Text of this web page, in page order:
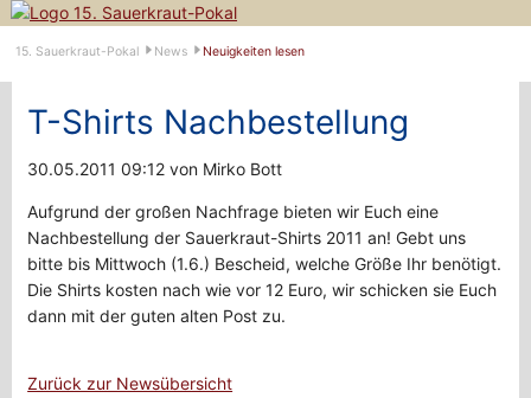
15. Sauerkraut-Pokal News Neuigkeiten lesen
T-Shirts Nachbestellung
30.05.2011 09:12 von Mirko Bott
Aufgrund der großen Nachfrage bieten wir Euch eine
Nachbestellung der Sauerkraut-Shirts 2011 an! Gebt uns
bitte bis Mittwoch (1.6.) Bescheid, welche Größe Ihr benötigt.
Die Shirts kosten nach wie vor 12 Euro, wir schicken sie Euch
dann mit der guten alten Post zu.
Zurück zur Newsübersicht